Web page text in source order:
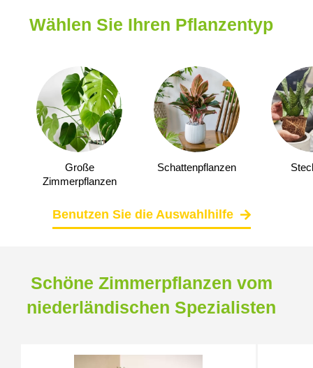
Wählen Sie Ihren Pflanzentyp
Große
Zimmerpflanzen
Schattenpflanzen
Benutzen Sie die Auswahlhilfe
Schöne Zimmerpflanzen vom
niederländischen Spezialisten